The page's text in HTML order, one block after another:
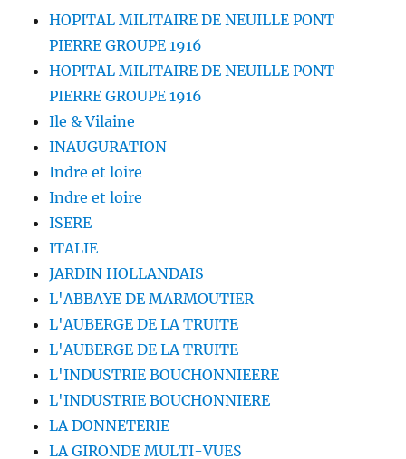
HOPITAL MILITAIRE DE NEUILLE PONT
PIERRE GROUPE 1916
HOPITAL MILITAIRE DE NEUILLE PONT
PIERRE GROUPE 1916
Ile & Vilaine
INAUGURATION
Indre et loire
Indre et loire
ISERE
ITALIE
JARDIN HOLLANDAIS
L'ABBAYE DE MARMOUTIER
L'AUBERGE DE LA TRUITE
L'AUBERGE DE LA TRUITE
L'INDUSTRIE BOUCHONNIEERE
L'INDUSTRIE BOUCHONNIERE
LA DONNETERIE
LA GIRONDE MULTI-VUES